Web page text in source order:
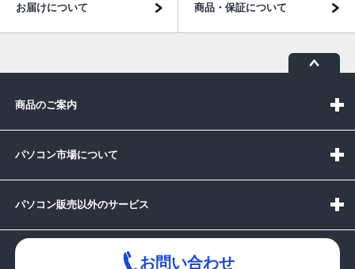
お届けについて 商品・保証について
商品のご案内
パソコン市場について
パソコン販売以外のサービス
お問い合わせ